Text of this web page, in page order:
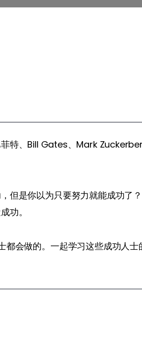
特、Bill Gates、Mark
但是你以为只要努力就能成功了
功。
都会做的。一起学习这些成功人